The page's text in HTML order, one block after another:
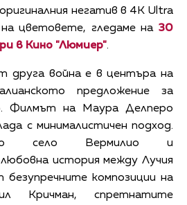
негатив в 4K Ultra
цветовете, гледаме на 30
в Кино "Люмиер".
друга война е в центъра на
предложение за
Филмът на Маура Делперо
с минималистичен подход.
село Вермилио и
история между Лучия
композиции на
Кричман, спретнатите